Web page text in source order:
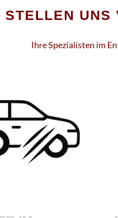
STELLEN
Ihre Spezialisten im